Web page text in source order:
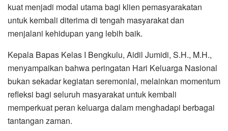
kuat menjadi modal utama bagi klien pemasyarakatan
untuk kembali diterima di tengah masyarakat dan
menjalani kehidupan yang lebih baik.
Kepala Bapas Kelas I Bengkulu, Aidil Jumidi, S.H., M.H.,
menyampaikan bahwa peringatan Hari Keluarga Nasional
bukan sekadar kegiatan seremonial, melainkan momentum
refleksi bagi seluruh masyarakat untuk kembali
memperkuat peran keluarga dalam menghadapi berbagai
tantangan zaman.